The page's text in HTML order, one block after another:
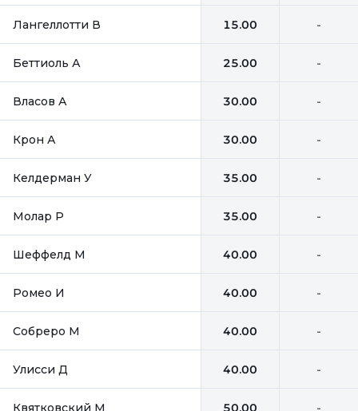
Лангеллотти В 15.00 -
Беттиоль А 25.00 -
Власов А 30.00 -
Крон А 30.00 -
Келдерман У 35.00 -
Молар Р 35.00 -
Шеффелд М 40.00 -
Ромео И 40.00 -
Собреро М 40.00 -
Улисси Д 40.00 -
Квятковский М 50.00 -